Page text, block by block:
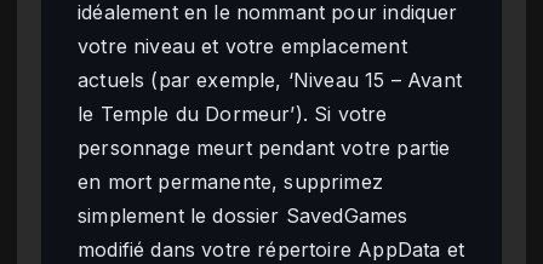
idéalement en le nommant pour indiquer
votre niveau et votre emplacement
actuels (par exemple, ‘Niveau 15 – Avant
le Temple du Dormeur’). Si votre
personnage meurt pendant votre partie
en mort permanente, supprimez
simplement le dossier SavedGames
modifié dans votre répertoire AppData et